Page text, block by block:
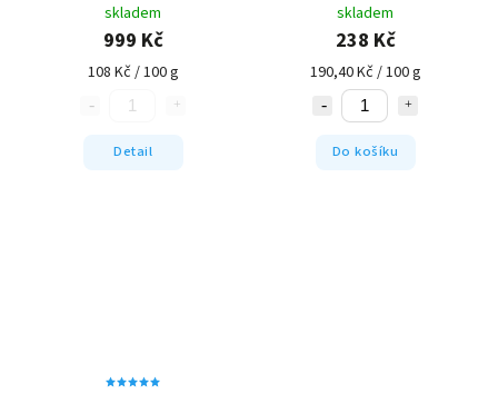
skladem
999 Kč
108 Kč / 100 g
Detail
skladem
238 Kč
190,40 Kč / 100 g
Do košíku